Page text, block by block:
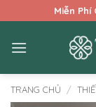
qua
nội
Miễn
TRANG CHỦ /